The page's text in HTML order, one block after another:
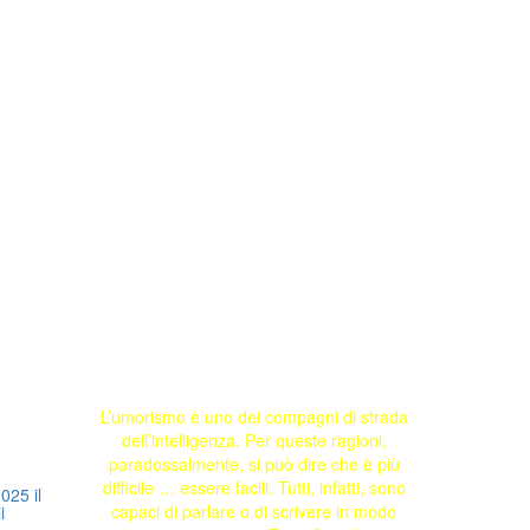
il
L’umorismo è uno dei compagni di strada
dell’intelligenza. Per queste ragioni,
paradossalmente, si può dire che è più
difficile … essere facili. Tutti, infatti, sono
capaci di parlare o di scrivere in modo